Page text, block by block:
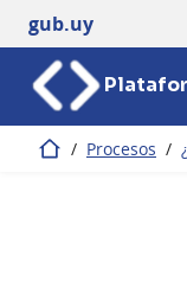
gub.uy
Inicio / Procesos /